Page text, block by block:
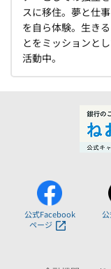
スに移住。夢と仕
を自ら体験。生き
とをミッションと
活動中。
公式Facebook
ページ
公